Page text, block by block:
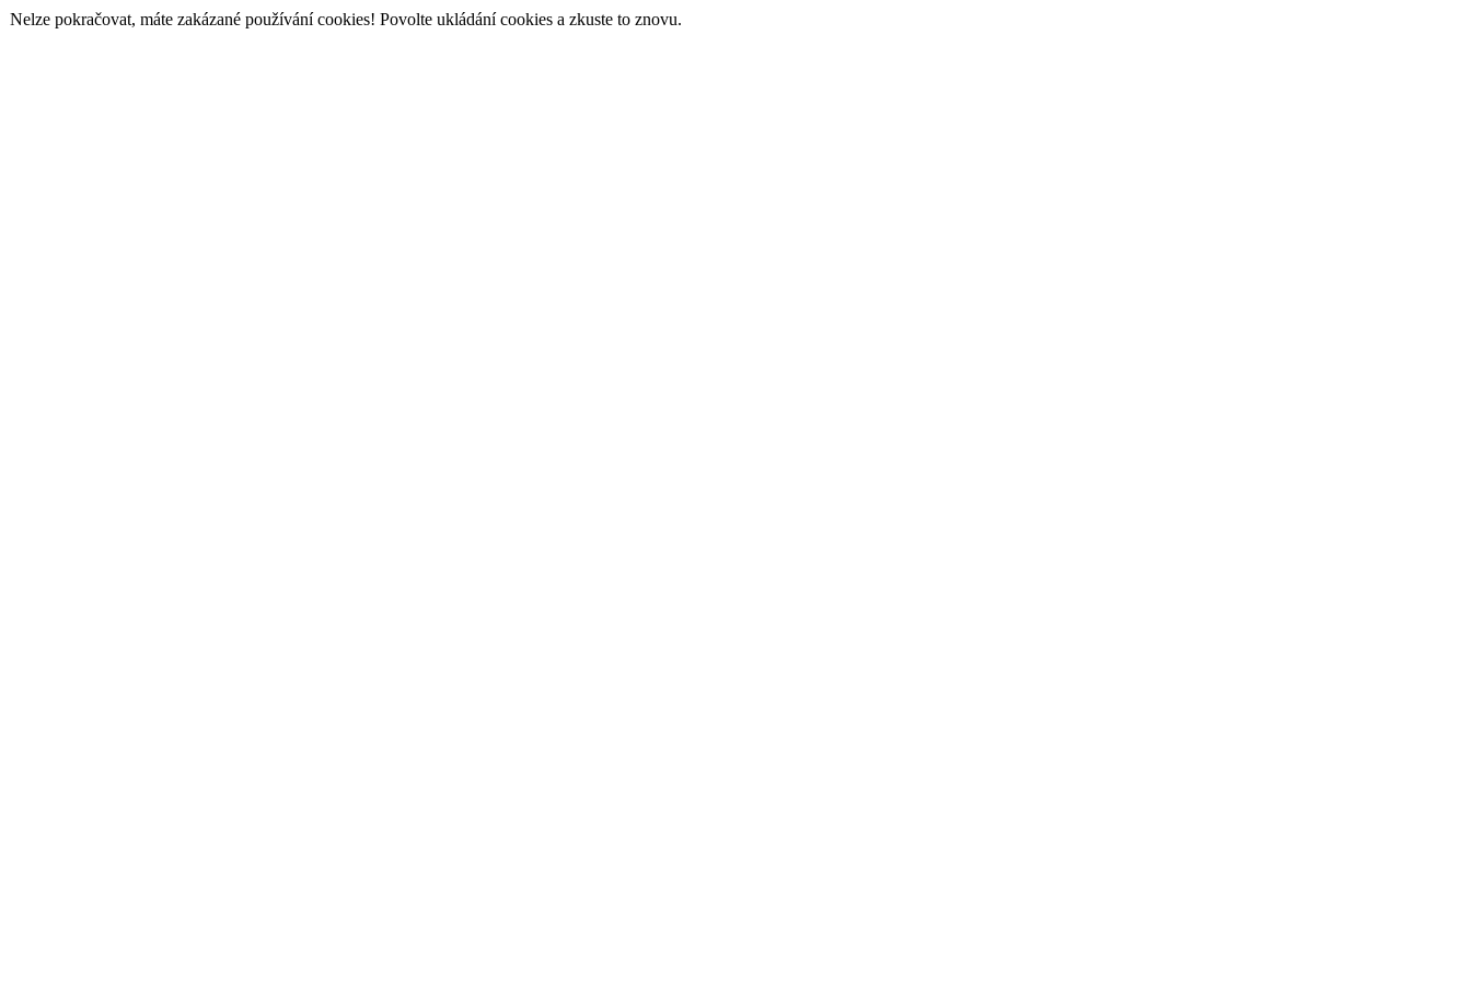
Nelze pokračovat, máte zakázané používání cookies! Povolte ukládání cookies a zkuste to znovu.